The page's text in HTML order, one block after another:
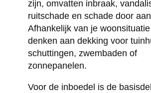
zijn, omvatten inbraak,
ruitschade en schade door
Afhankelijk van je
denken aan dekking voor
schuttingen, zwembaden of
zonnepanelen.
Voor de inboedel is de